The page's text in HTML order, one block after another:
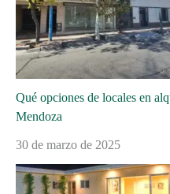
Qué opciones de locales en
Mendoza
30 de marzo de 2025